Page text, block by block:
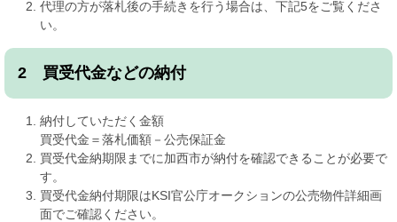
代理の方が落札後の手続きを行う場合は、下記5をご覧くださ
い。
2 買受代金などの納付
納付していただく金額
買受代金＝落札価額－公売保証金
買受代金納期限までに加西市が納付を確認できることが必要で
す。
買受代金納付期限はKSI官公庁オークションの公売物件詳細画
面でご確認ください。